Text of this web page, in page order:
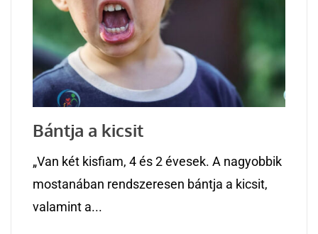
Bántja a kicsit
„Van két kisfiam, 4 és 2 évesek. A nagyobbik
mostanában rendszeresen bántja a kicsit,
valamint a...